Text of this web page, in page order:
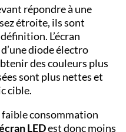
répondre à une
étroite, ils sont
L’écran
diode électro
des couleurs plus
sont plus nettes et
cible.
faible consommation
LEDest donc moins